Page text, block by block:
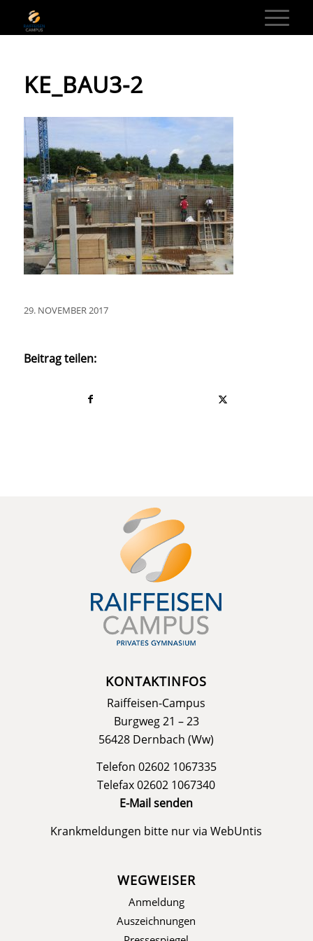
KE_BAU3-2
29. NOVEMBER 2017
Beitrag teilen:
KONTAKTINFOS
Raiffeisen-Campus
Burgweg 21 – 23
56428 Dernbach (Ww)
Telefon 02602 1067335
Telefax 02602 1067340
E-Mail senden
Krankmeldungen bitte nur viaWebUntis
WEGWEISER
Anmeldung
Auszeichnungen